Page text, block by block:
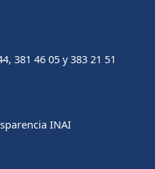
381 46 05 y 383 21 51
INAI